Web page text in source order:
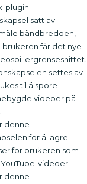
plugin.
satt av
båndbredden,
brukeren får det nye
settes av
til å spore
videoer på
denne
for å lagre
for brukeren som
videoer.
denne